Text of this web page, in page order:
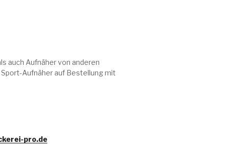
auch Aufnäher von anderen
Aufnäher auf Bestellung mit
pro.de